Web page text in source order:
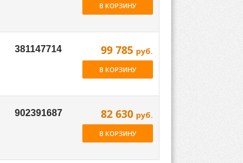
В КОРЗИНУ
99 785 руб.
В КОРЗИНУ
82 630 руб.
В КОРЗИНУ